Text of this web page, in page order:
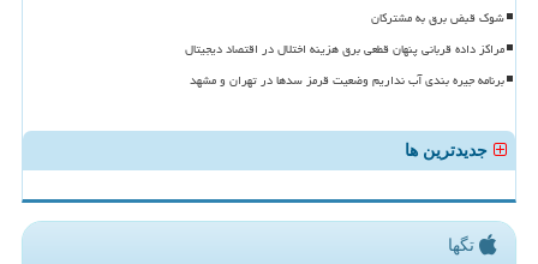
شوک قبض برق به مشترکان
مراکز داده قربانی پنهان قطعی برق هزینه اختلال در اقتصاد دیجیتال
برنامه جیره بندی آب نداریم وضعیت قرمز سدها در تهران و مشهد
جدیدترین ها
تگها